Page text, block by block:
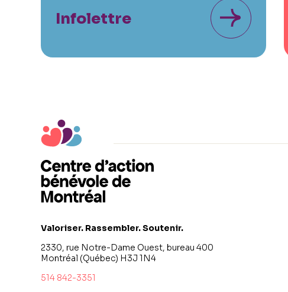
Infolettre
Valoriser. Rassembler. Soutenir.
2330, rue Notre-Dame Ouest, bureau 400
Montréal (Québec) H3J 1N4
514 842-3351